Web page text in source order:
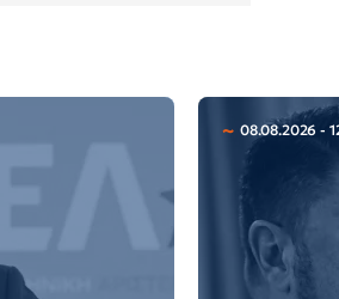
08.08.2026 -